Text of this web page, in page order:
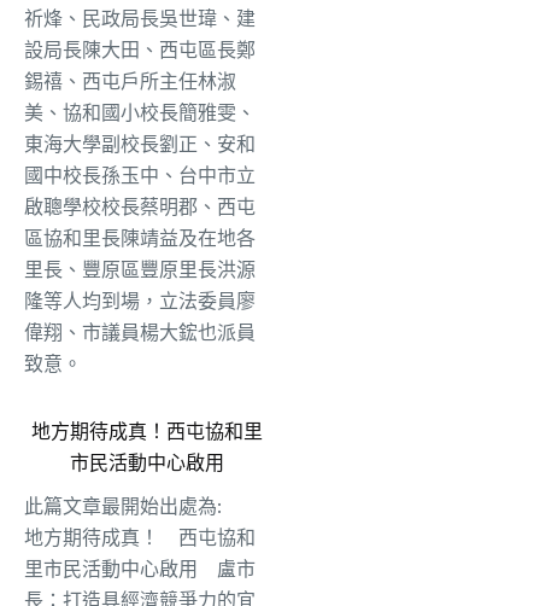
祈烽、民政局長吳世瑋、建
設局長陳大田、西屯區長鄭
錫禧、西屯戶所主任林淑
美、協和國小校長簡雅雯、
東海大學副校長劉正、安和
國中校長孫玉中、台中市立
啟聰學校校長蔡明郡、西屯
區協和里長陳靖益及在地各
里長、豐原區豐原里長洪源
隆等人均到場，立法委員廖
偉翔、市議員楊大鋐也派員
致意。
地方期待成真！西屯協和里
市民活動中心啟用
此篇文章最開始出處為:
地方期待成真！ 西屯協和
里市民活動中心啟用 盧市
長：打造具經濟競爭力的宜